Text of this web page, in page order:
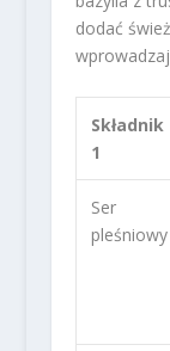
dodać
Składnik
1
Ser
pleśniowy